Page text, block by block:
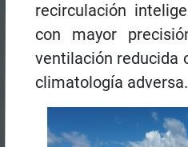
recirculación
con mayor
ventilación reducida
climatología adversa.